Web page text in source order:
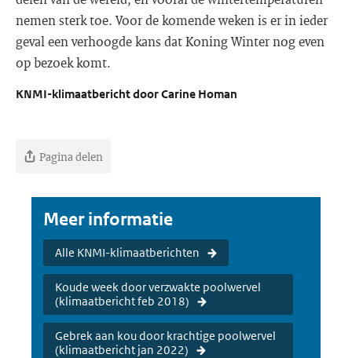
nemen sterk toe. Voor de komende weken is er in ieder
geval een verhoogde kans dat Koning Winter nog even
op bezoek komt.
KNMI-klimaatbericht door Carine Homan
Pagina delen
Meer informatie
Alle KNMI-klimaatberichten
Koude week door verzwakte poolwervel
(klimaatbericht feb 2018)
Gebrek aan kou door krachtige poolwervel
(klimaatbericht jan 2022)